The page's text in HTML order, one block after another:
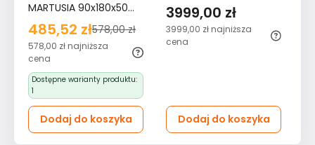
MARTUSIA 90x180x50
cm drzwi półki do
przedpokoju lub pokoju
biała bestseller
485,52 zł578,00 zł
578,00 zł najniższa
cena
Dostępne warianty produktu:
1
Dodaj do koszyka
3999,00 zł
3999,00 zł najniższa
cena
Dodaj do koszyka